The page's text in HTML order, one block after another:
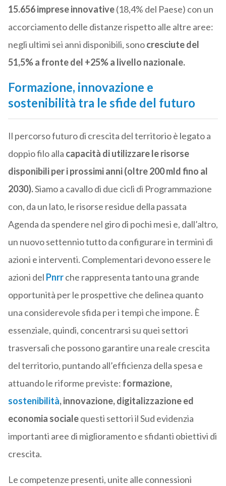
15.656imprese innovative(18,4% del Paese) con un
accorciamento delle distanze rispetto alle altre aree:
negli ultimi sei anni disponibili, sonocresciute del
51,5% a fronte del +25% a livello nazionale.
Formazione, innovazione e
sostenibilità tra le sfide del futuro
Il percorso futuro di crescita del territorio è legato a
doppio filo alla capacità di utilizzare le risorse
disponibili per i prossimi anni (oltre 200 mld fino al
2030).Siamo a cavallo di due cicli di Programmazione
con, da un lato, le risorse residue della passata
Agenda da spendere nel giro di pochi mesi e, dall’altro,
un nuovo settennio tutto da configurare in termini di
azioni e interventi. Complementari devono essere le
azioni del Pnrrche rappresenta tanto una grande
opportunità per le prospettive che delinea quanto
una considerevole sfida per i tempi che impone. È
essenziale, quindi, concentrarsi su quei settori
trasversali che possono garantire una reale crescita
del territorio, puntando all’efficienza della spesa e
attuando le riforme previste: formazione,
sostenibilità, innovazione, digitalizzazione ed
economia socialequesti settori il Sud evidenzia
importanti aree di miglioramento e sfidanti obiettivi di
crescita.
Le competenze presenti, unite alle connessioni